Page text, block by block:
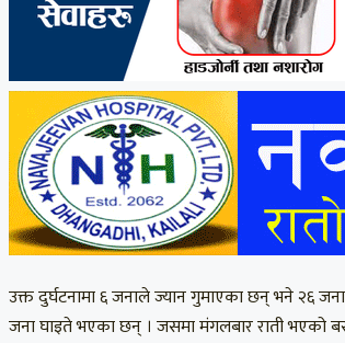
उक्त दुर्घटनामा ६ जनाले ज्यान गुमाएका छन् भने २६
जना घाइते भएका छन् । जसमा मंगलबार राती भएको